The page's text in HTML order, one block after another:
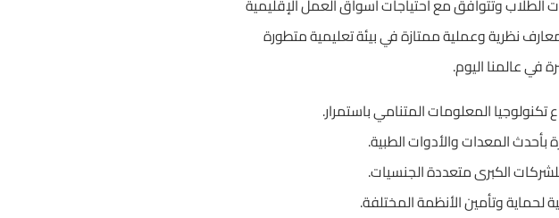
الطلاب وتتوافق مع احتياجات أسواق العمل الإقليمية
نظرية وعملية ممتازة في بيئة تعليمية متطورة
في عالمنا اليوم.
المعلومات المتنامي باستمرار.
المعدات والأدوات الطبية.
الكبرى متعددة الجنسيات.
لحماية وتأمين الأنظمة المختلفة.